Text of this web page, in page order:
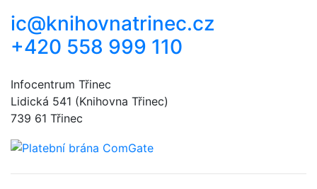
ic@knihovnatrinec.cz
+420 558 999 110
Infocentrum Třinec
Lidická 541 (Knihovna Třinec)
739 61 Třinec